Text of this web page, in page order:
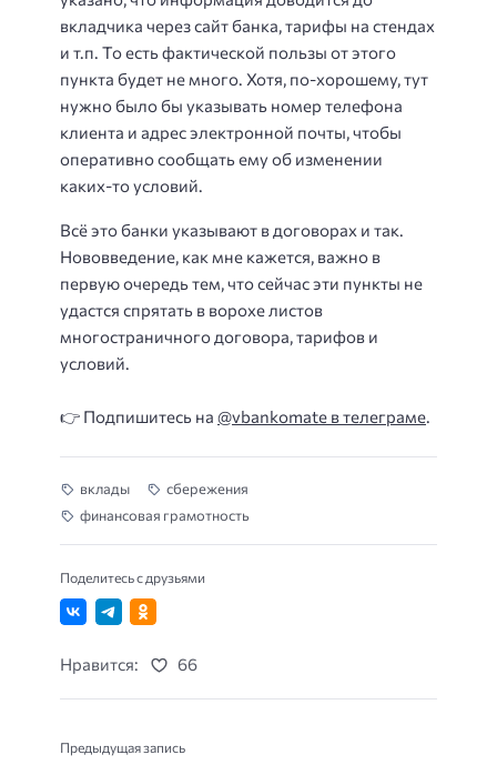
вкладчика через сайт банка, тарифы на стендах
и т.п. То есть фактической пользы от этого
пункта будет не много. Хотя, по-хорошему, тут
нужно было бы указывать номер телефона
клиента и адрес электронной почты, чтобы
оперативно сообщать ему об изменении
каких-то условий.
Всё это банки указывают в договорах и так.
Нововведение, как мне кажется, важно в
первую очередь тем, что сейчас эти пункты не
удастся спрятать в ворохе листов
многостраничного договора, тарифов и
условий.
👉 Подпишитесь на @vbankomate в телеграме.
вклады
сбережения
финансовая грамотность
Поделитесь с друзьями
Нравится: 66
Предыдущая запись